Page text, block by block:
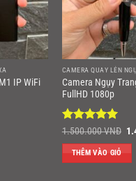
IP WiFi
CAMERA QUAY LÉN
Camera Ngụy
FullHD 1080p
Được xếp
hạng55
sao
1.500.000VNĐ
THÊM VÀO GIỎ